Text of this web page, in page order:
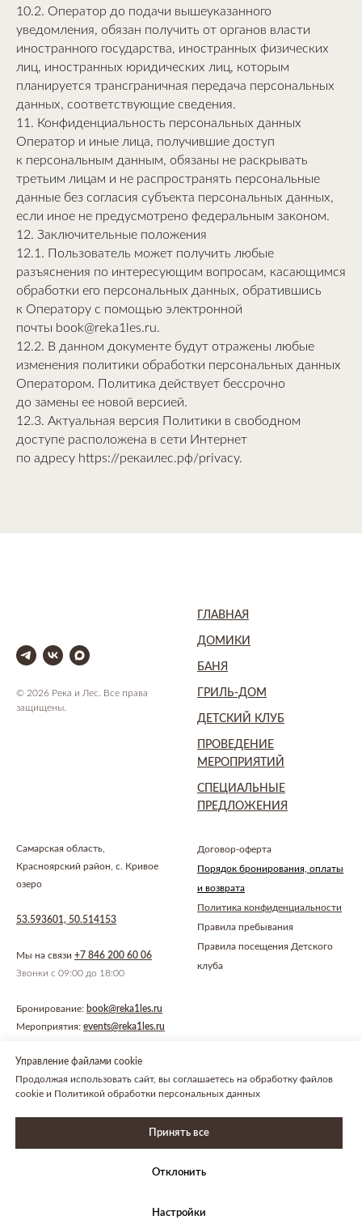
10.2. Оператор до подачи вышеуказанного
уведомления, обязан получить от органов власти
иностранного государства, иностранных физических
лиц, иностранных юридических лиц, которым
планируется трансграничная передача персональных
данных, соответствующие сведения.
11. Конфиденциальность персональных данных
Оператор и иные лица, получившие доступ
к персональным данным, обязаны не раскрывать
третьим лицам и не распространять персональные
данные без согласия субъекта персональных данных,
если иное не предусмотрено федеральным законом.
12. Заключительные положения
12.1. Пользователь может получить любые
разъяснения по интересующим вопросам, касающимся
обработки его персональных данных, обратившись
к Оператору с помощью электронной
почты book@reka1les.ru.
12.2. В данном документе будут отражены любые
изменения политики обработки персональных данных
Оператором. Политика действует бессрочно
до замены ее новой версией.
12.3. Актуальная версия Политики в свободном
доступе расположена в сети Интернет
по адресу https://рекаилес.рф/privacy.
© 2026 Река и Лес. Все права
защищены.
ГЛАВНАЯ
ДОМИКИ
БАНЯ
ГРИЛЬ-ДОМ
ДЕТСКИЙ КЛУБ
ПРОВЕДЕНИЕ
МЕРОПРИЯТИЙ
СПЕЦИАЛЬНЫЕ
ПРЕДЛОЖЕНИЯ
Самарская область,
Красноярский район, с. Кривое
озеро
53.593601, 50.514153
Мы на связи +7 846 200 60 06
Звонки с 09:00 до 18:00
Бронирование: book@reka1les.ru
Мероприятия: events@reka1les.ru
Договор-оферта
Порядок бронирования, оплаты
и возврата
Политика конфиденциальности
Правила пребывания
Правила посещения Детского
клуба
ООО СОК "Космос" ИНН 6376026890.
туристской индустрии №С632025009857
Управление файлами cookie
Продолжая использовать сайт, вы соглашаетесь на обработку файлов
cookie и Политикой обработки персональных данных
Принять все
Отклонить
Настройки